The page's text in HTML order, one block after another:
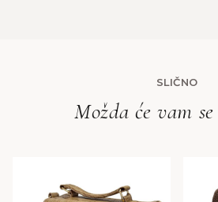
SLIČNO
Možda će vam